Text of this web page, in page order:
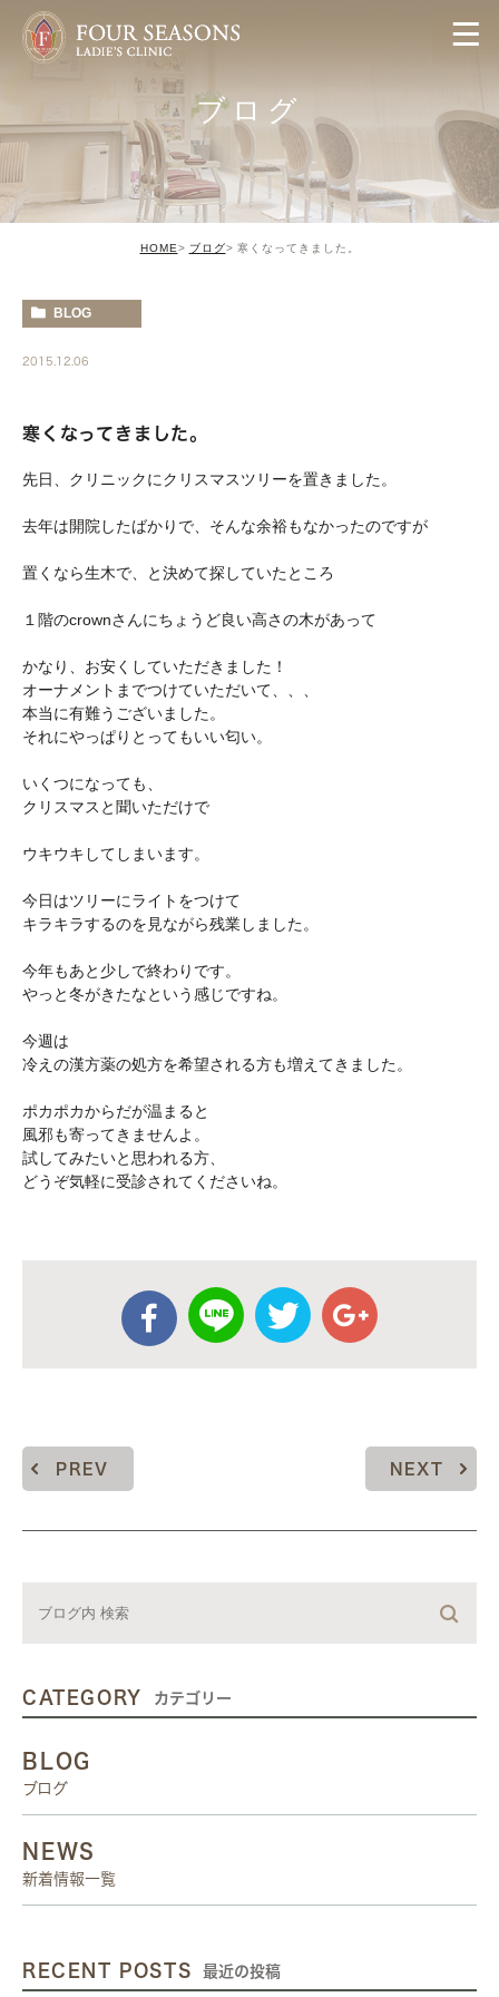
ブログ
HOME ブログ 寒くなってきました。
BLOG
2015.12.06
寒くなってきました。
先日、クリニックにクリスマスツリーを置きました。
去年は開院したばかりで、そんな余裕もなかったのですが
置くなら生木で、と決めて探していたところ
１階のcrownさんにちょうど良い高さの木があって
かなり、お安くしていただきました！
オーナメントまでつけていただいて、、、
本当に有難うございました。
それにやっぱりとってもいい匂い。
いくつになっても、
クリスマスと聞いただけで
ウキウキしてしまいます。
今日はツリーにライトをつけて
キラキラするのを見ながら残業しました。
今年もあと少しで終わりです。
やっと冬がきたなという感じですね。
今週は
冷えの漢方薬の処方を希望される方も増えてきました。
ポカポカからだが温まると
風邪も寄ってきませんよ。
試してみたいと思われる方、
どうぞ気軽に受診されてくださいね。
PREV NEXT
CATEGORY カテゴリー
BLOG
ブログ
NEWS
新着情報一覧
RECENT POSTS 最近の投稿